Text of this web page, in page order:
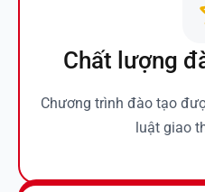
Chất lượng
Chương trình đào tạo
luật giao